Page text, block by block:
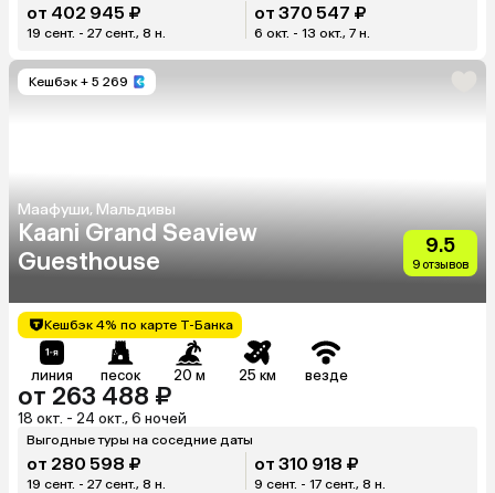
от 402 945 ₽
19 сент. - 27 сент., 8 н.
от 370 547 ₽
6 окт. - 13 окт., 7 н.
Кешбэк + 5 269
Маафуши, Мальдивы
Kaani Grand Seaview
Guesthouse
9.5
9 отзывов
Кешбэк 4% по карте Т-Банка
линия песок 20 м 25 км везде
от 263 488 ₽
18 окт. - 24 окт., 6 ночей
Выгодные туры на соседние даты
от 280 598 ₽
19 сент. - 27 сент., 8 н.
от 310 918 ₽
9 сент. - 17 сент., 8 н.